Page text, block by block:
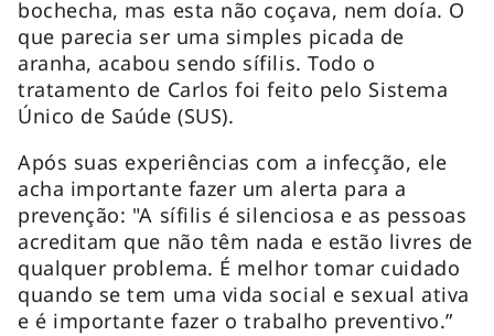
bochecha, mas esta não coçava, nem doía. O
que parecia ser uma simples picada de
aranha, acabou sendo sífilis. Todo o
tratamento de Carlos foi feito pelo Sistema
Único de Saúde (SUS).
Após suas experiências com a infecção, ele
acha importante fazer um alerta para a
prevenção: "A sífilis é silenciosa e as pessoas
acreditam que não têm nada e estão livres de
qualquer problema. É melhor tomar cuidado
quando se tem uma vida social e sexual ativa
e é importante fazer o trabalho preventivo.”